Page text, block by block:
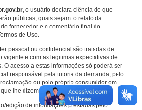
, o usuário declara ciência de que
públicas, quais sejam: o relato da
fornecedor e o comentário final do
de Uso.
pessoal ou confidencial são tratadas de
vigente e com as legítimas expectativas de
O acesso a estas informações só poderá ser
responsável pela tutoria da demanda, pelo
ou pelo próprio consumidor em
lhe dizem respeito.
edição de informações prestadas pelo